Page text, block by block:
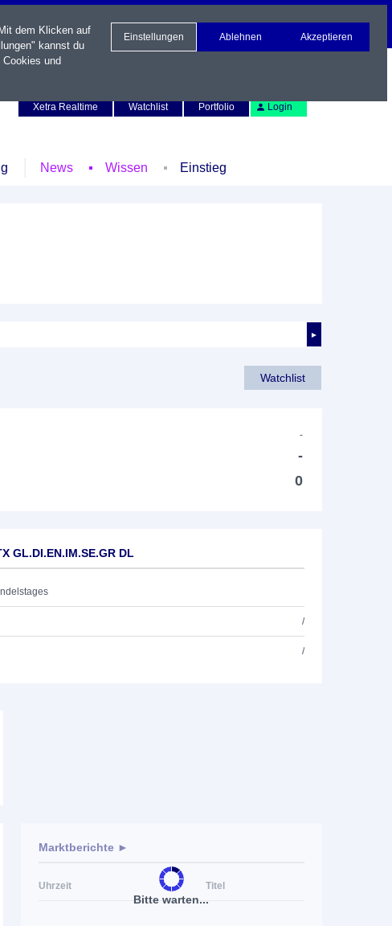
Xetra Realtime
Watchlist Portfolio Login
News Wissen Einstieg
►
Watchlist
-
-
0
GL.DI.EN.IM.SE.GR DL
/
/
Bitte warten...
Marktberichte ►
Uhrzeit Titel
dem Klicken auf
kannst du
und
Einstellungen Ablehnen Akzeptieren